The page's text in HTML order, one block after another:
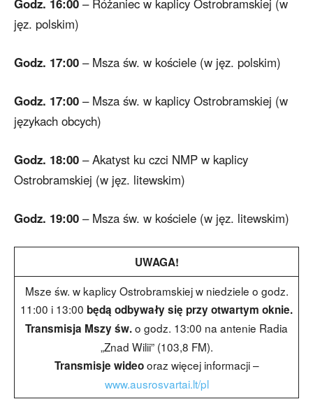
Godz. 16:00 – Różaniec w kaplicy Ostrobramskiej (w
jęz. polskim)
Godz. 17:00 – Msza św. w kościele (w jęz. polskim)
Godz. 17:00 – Msza św. w kaplicy Ostrobramskiej (w
językach obcych)
Godz. 18:00 – Akatyst ku czci NMP w kaplicy
Ostrobramskiej (w jęz. litewskim)
Godz. 19:00 – Msza św. w kościele (w jęz. litewskim)
UWAGA!
Msze św. w kaplicy Ostrobramskiej w niedziele o godz.
11:00 i 13:00 będą odbywałysię przy otwartym oknie.
Transmisja Mszy św.o godz. 13:00 na antenie Radia
„Znad Wilii” (103,8 FM).
Transmisje wideooraz więcej informacji –
www.ausrosvartai.lt/pl